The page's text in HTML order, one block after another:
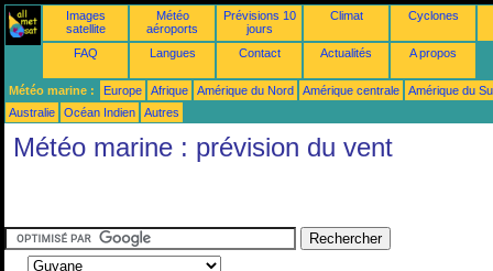
Images
satellite
Météo
aéroports
Prévisions 10
jours
Climat Cyclones
FAQ Langues Contact Actualités A propos
Météo marine : Europe Afrique Amérique du Nord Amérique centrale
Amérique du
Australie
Océan Indien Autres
Météo marine : prévision du vent